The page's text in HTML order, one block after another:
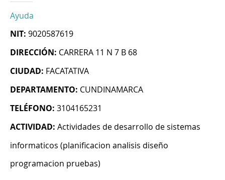
Ayuda
NIT: 9020587619
DIRECCIÓN: CARRERA 11 N 7 B 68
CIUDAD: FACATATIVA
DEPARTAMENTO: CUNDINAMARCA
TELÉFONO: 3104165231
ACTIVIDAD: Actividades de desarrollo de sistemas
informaticos (planificacion analisis diseño
programacion pruebas)